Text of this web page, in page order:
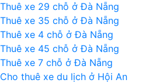
Tết
Thuê xe 29 chỗ ở Đà Nẵng
Thuê xe 35 chỗ ở Đà Nẵng
Thuê xe 4 chỗ ở Đà Nẵng
Thuê xe 45 chỗ ở Đà Nẵng
Thuê xe 7 chỗ ở Đà Nẵng
Cho thuê xe du lịch ở Hội An